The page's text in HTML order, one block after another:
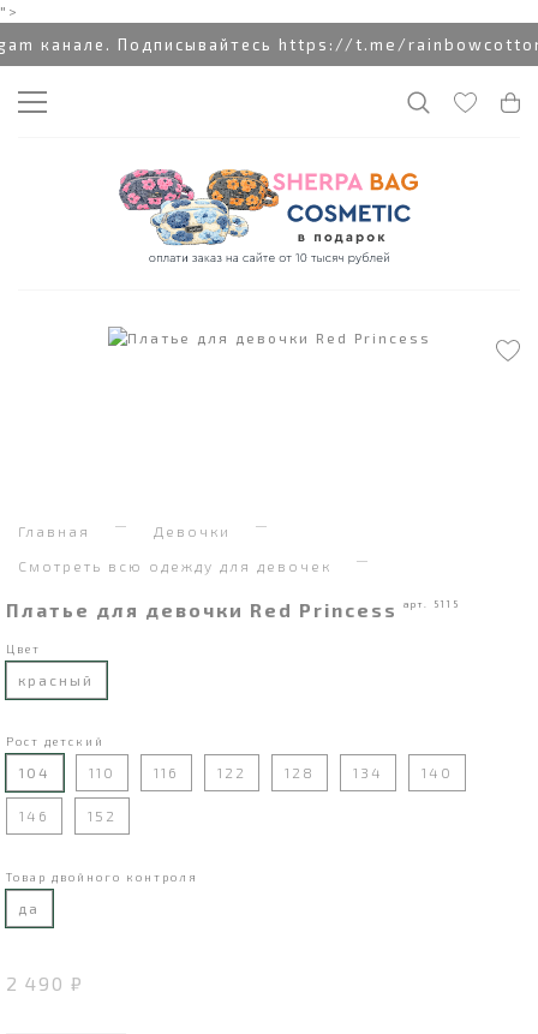
">
канале. Подписывайтесь https://t.me/
Главная Девочки
Смотреть всю одежду для девочек
Платье для девочки Red Princess арт. 5115
Цвет
красный
Рост детский
104 110 116 122 128 134 140
146 152
Товар двойного контроля
да
2 490 ₽